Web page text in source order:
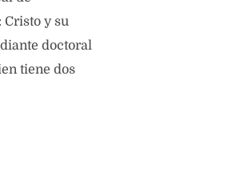
Cristo y su
doctoral
tiene dos